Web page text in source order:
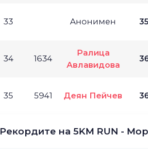
33 Анонимен
34 1634
Ралица
Авлавидова
35 5941 Деян Пейчев
Рекордите на 5KM RUN -